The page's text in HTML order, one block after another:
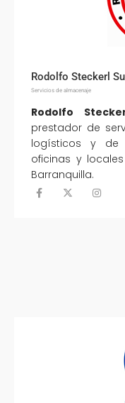
Rodolfo Steckerl
Servicios de almacenaje
Rodolfo
prestador de
logísticos y de
oficinas y
Barranquilla.